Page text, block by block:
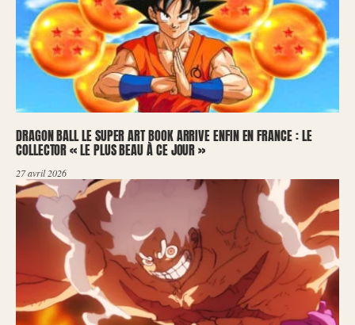
DRAGON BALL LE SUPER ART BOOK ARRIVE ENFIN EN FRANCE : LE
COLLECTOR « LE PLUS BEAU À CE JOUR »
27 avril 2026